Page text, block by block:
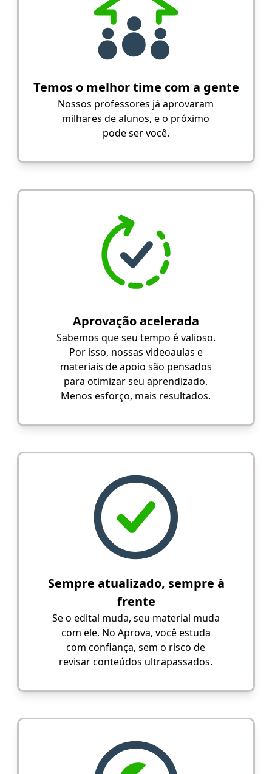
Temos o melhor time com a gente
Nossos professores já aprovaram
milhares de alunos, e o próximo
pode ser você.
Aprovação acelerada
Sabemos que seu tempo é valioso.
Por isso, nossas videoaulas e
materiais de apoio são pensados
para otimizar seu aprendizado.
Menos esforço, mais resultados.
Sempre atualizado, sempre à
frente
Se o edital muda, seu material muda
com ele. No Aprova, você estuda
com confiança, sem o risco de
revisar conteúdos ultrapassados.